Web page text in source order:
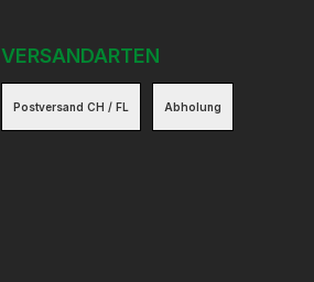
VERSANDARTEN
Postversand CH / FL Abholung